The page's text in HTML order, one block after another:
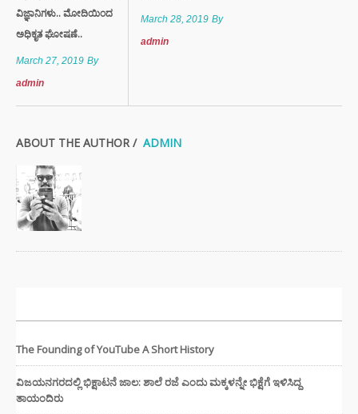
ವಿಜ್ಞಾನಿಗಳು.. ಮೋದಿಯಿಂದ
ಅಧಿಕೃತ ಘೋಷಣೆ..
March 27, 2019 By
admin
March 28, 2019 By
admin
ABOUT THE AUTHOR / ADMIN
The Founding of YouTube A Short History
ವಿಜಯನಗರದಲ್ಲಿ ಭಿಕ್ಷಾಟನೆ ಜಾಲ: ಶಾಲೆ ರಜೆ ಎಂದು ಮಕ್ಕಳನ್ನೇ ಭಿಕ್ಷೆಗೆ ಇಳಿಸಿದ್ದ
ತಾಯಂದಿರು